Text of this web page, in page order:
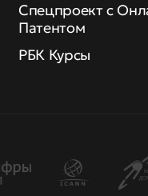
Спецпроект с
Патентом
РБК Курсы